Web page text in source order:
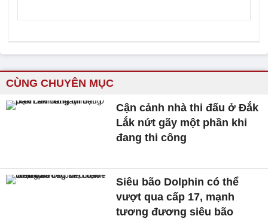
CÙNG CHUYÊN MỤC
Cận cảnh nhà thi đấu ở Đắk
Lắk nứt gãy một phần khi
đang thi công
Siêu bão Dolphin có thể
vượt qua cấp 17, mạnh
tương đương siêu bão